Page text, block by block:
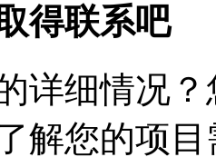
得联系吧
详细情况
解您的项